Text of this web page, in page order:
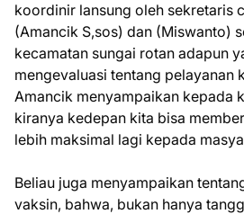
koordinir lansung oleh sekretaris
(Amancik S,sos) dan (Miswanto)
kecamatan sungai rotan adapun
mengevaluasi tentang pelayanan
Amancik menyampaikan kepada
kiranya kedepan kita bisa
lebih maksimal lagi kepada
Beliau juga menyampaikan
vaksin, bahwa, bukan hanya